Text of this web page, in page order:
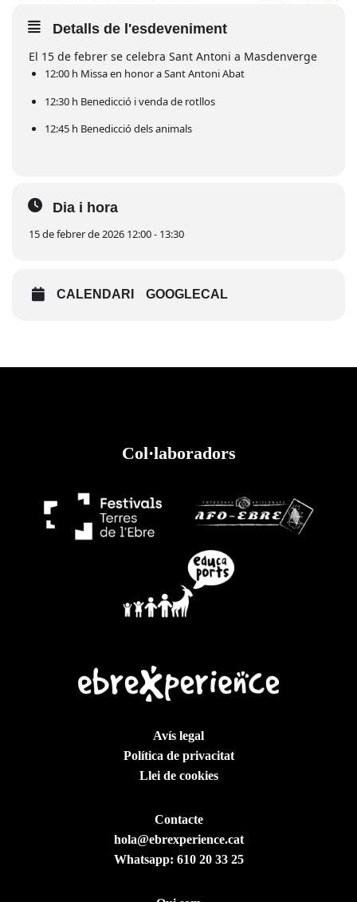
Detalls de l'esdeveniment
El 15 de febrer se celebra Sant Antoni a Masdenverge
12:00 h Missa en honor a Sant Antoni Abat
12:30 h Benedicció i venda de rotllos
12:45 h Benedicció dels animals
Dia i hora
15 de febrer de 2026 12:00 - 13:30
CALENDARI GOOGLECAL
Col·laboradors
Avís legal
Política de privacitat
Llei de cookies
Contacte
hola@ebrexperience.cat
Whatsapp: 610 20 33 25